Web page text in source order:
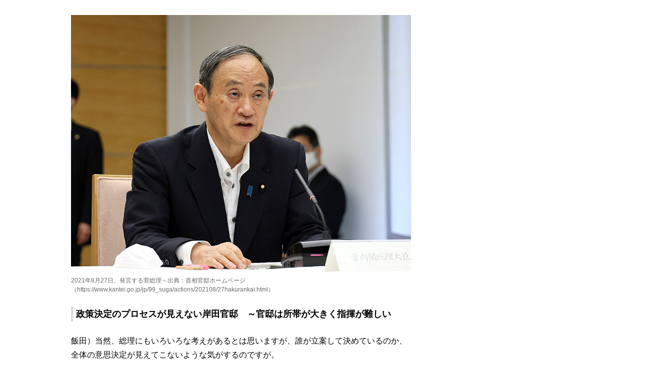
2021年8月27日、発言する菅総理～出典：首相官邸ホームページ
（https://www.kantei.go.jp/jp/99_suga/actions/202108/27hakurankai.html）
政策決定のプロセスが見えない岸田官邸 ～官邸は所帯が大きく指揮が難しい
飯田）当然、総理にもいろいろな考えがあるとは思いますが、誰が立案して決めているのか、
全体の意思決定が見えてこないような気がするのですが。